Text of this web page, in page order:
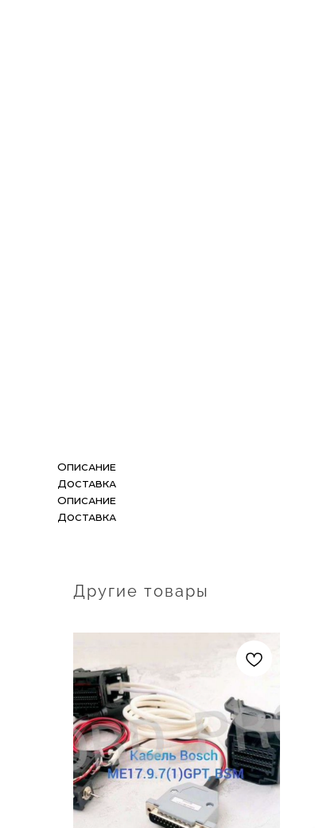
Описание
Доставка
Описание
Доставка
Другие товары